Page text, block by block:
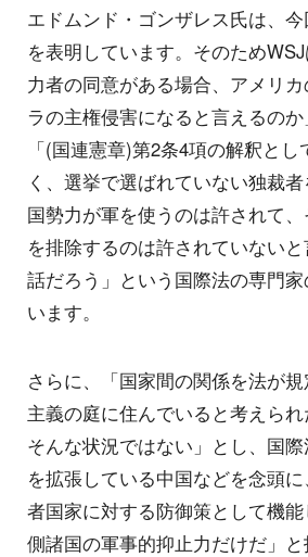
エドムンド・ゴンザレス氏は、
を表明しています。そのため
力者の同意がある場合、アメリ
ラの主権侵害になると言えるのか
「(国連憲章)第2条4項の解釈と
く、選挙で選ばれていない独裁
国勢力が軍を使うのは許されて
を排除するのは許されていない
話だろう」という国際法の専門
います。
さらに、「国家間の関係を法が
主義の庭に住んでいると考えられ
そんな状況ではない」とし、国
を拡張している中国などを念頭
者国家に対する防御策として機
側諸国の軍事的抑止力だけだ」と